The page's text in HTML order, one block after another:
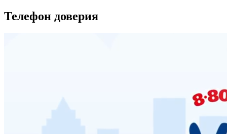
Телефон доверия